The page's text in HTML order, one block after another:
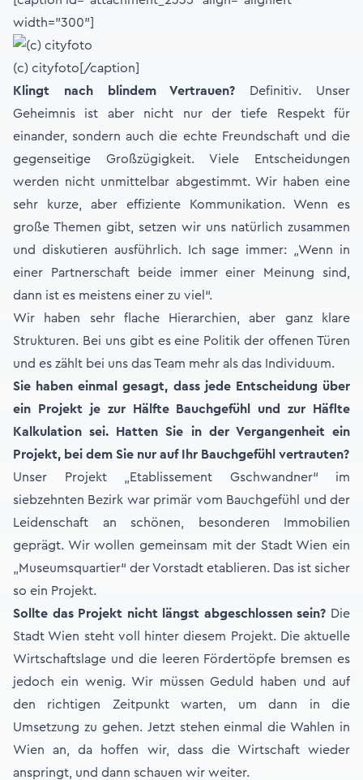
width="300"]
(c) cityfoto[/caption]
Klingt nach blindem Vertrauen? Definitiv. Unser
Geheimnis ist aber nicht nur der tiefe Respekt für
einander, sondern auch die echte Freundschaft und die
gegenseitige Großzügigkeit. Viele Entscheidungen
werden nicht unmittelbar abgestimmt. Wir haben eine
sehr kurze, aber effiziente Kommunikation. Wenn es
große Themen gibt, setzen wir uns natürlich zusammen
und diskutieren ausführlich. Ich sage immer: „Wenn in
einer Partnerschaft beide immer einer Meinung sind,
dann ist es meistens einer zu viel“.
Wir haben sehr flache Hierarchien, aber ganz klare
Strukturen. Bei uns gibt es eine Politik der offenen Türen
und es zählt bei uns das Team mehr als das Individuum.
Sie haben einmal gesagt, dass jede Entscheidung über
ein Projekt je zur Hälfte Bauchgefühl und zur Häflte
Kalkulation sei. Hatten Sie in der Vergangenheit ein
Projekt, bei dem Sie nur auf Ihr Bauchgefühl vertrauten?
Unser Projekt „Etablissement Gschwandner“ im
siebzehnten Bezirk war primär vom Bauchgefühl und der
Leidenschaft an schönen, besonderen Immobilien
geprägt. Wir wollen gemeinsam mit der Stadt Wien ein
„Museumsquartier“ der Vorstadt etablieren. Das ist sicher
so ein Projekt.
Sollte das Projekt nicht längst abgeschlossen sein? Die
Stadt Wien steht voll hinter diesem Projekt. Die aktuelle
Wirtschaftslage und die leeren Fördertöpfe bremsen es
jedoch ein wenig. Wir müssen Geduld haben und auf
den richtigen Zeitpunkt warten, um dann in die
Umsetzung zu gehen. Jetzt stehen einmal die Wahlen in
Wien an, da hoffen wir, dass die Wirtschaft wieder
anspringt, und dann schauen wir weiter.